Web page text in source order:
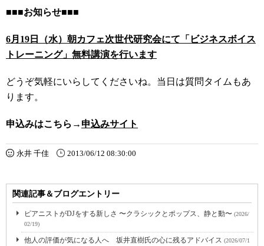
■■■お知らせ■■■
6月19日（水）朝カフェ次世代研究会にて「ビジネスボイス
トレーニング」無料講演を行います
どうぞ気軽にいらしてくださいね。当日は質問タイムもあ
ります。
申込みはこちら→ 申込みサイト
永井 千佳 2013/06/12 08:30:00
関連記事＆ブログエントリー
ピアニストがDJをする新しさ 〜クラシックとポップス、静と動〜 (2026/
02/19)
他人の評価が気になる人へ 坂井直樹氏の心に残るアドバイス (2026/07/1